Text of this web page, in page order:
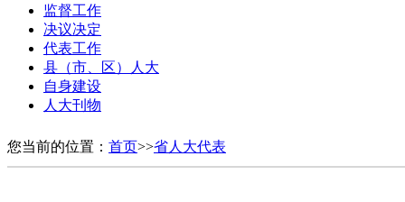
监督工作
决议决定
代表工作
县（市、区）人大
自身建设
人大刊物
您当前的位置： 首页>>省人大代表